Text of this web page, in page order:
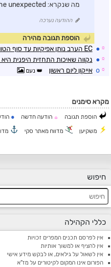
מה שנקרא: expect the unexpected.
ההודעה נערכה
הוספת תגובה מהירה
☼
● EC הערב נותן אפיקיות עד סוף הטווח
☼
● נקווה שאיכות התחזית היפנית
☼
o אייקון ליום ראשון נעם
מקרא סימנים
הוספת תגובה ☼ הודעה חדשה ●
משקיען מדווח מאתר סקי
חיפוש
כללי הקהילה
אין לפרסם תכנים המפרים זכויות
אין להציף או למשוך אותיות
אין לשאול על גילאים, או לבקש מידע אישי
הפורום אינו המקום לקיטורים על מז"א